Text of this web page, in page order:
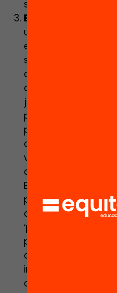
socialització i
El sentit de
una activitat
emocional on s’hi
sentits. No podem
durant aquest
d’excepcionalitat,
joves, han viscut
pèrdues de feina
pares i mares; pors
avorriment; i un
vivències i
deixar al marge
En aquest context,
preocupació
deixar a cap infant
‘perdre el curs’ no
prioritàriament
curriculars que els
infants –uns més
adquirir mentre